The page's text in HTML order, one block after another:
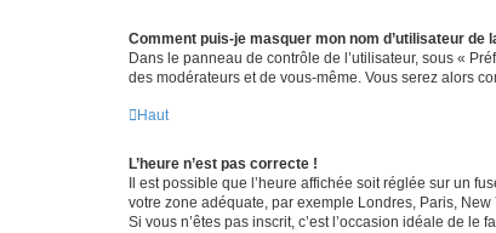
Comment puis-je masquer mon nom d’utilisateur de
Dans le panneau de contrôle de l’utilisateur, sous «
des modérateurs et de vous-même. Vous serez alors
Haut
L’heure n’est pas correcte !
Il est possible que l’heure affichée soit réglée sur un
votre zone adéquate, par exemple Londres, Paris,
Si vous n’êtes pas inscrit, c’est l’occasion idéale de le